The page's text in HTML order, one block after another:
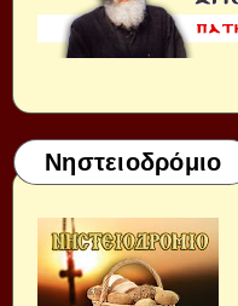
Νηστειοδρόμιο